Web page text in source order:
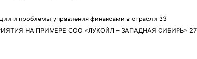
и проблемы управления финансами в отрасли 23
НА ПРИМЕРЕ ООО «ЛУКОЙЛ – ЗАПАДНАЯ СИБИРЬ» 27